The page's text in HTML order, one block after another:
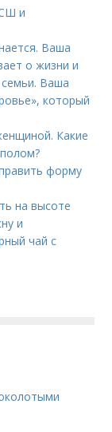
и
Ваша
о жизни и
Ваша
который
Какие
форму
на высоте
и
чай с